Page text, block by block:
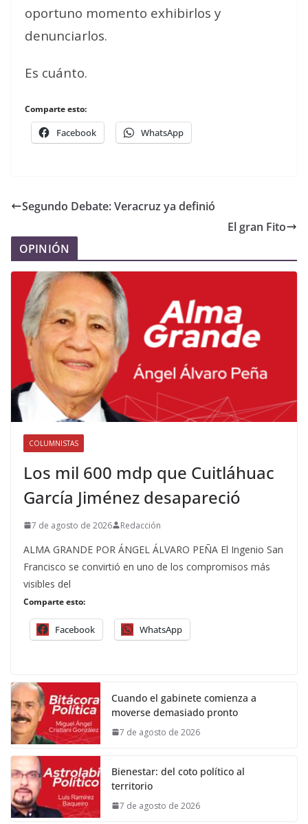
oportuno momento exhibirlos y
denunciarlos.
Es cuánto.
Comparte esto:
Facebook WhatsApp
Segundo Debate: Veracruz ya definió
El gran Fito
OPINIÓN
COLUMNISTAS
Los mil 600 mdp que Cuitláhuac
García Jiménez desapareció
7 de agosto de 2026 Redacción
ALMA GRANDE POR ÁNGEL ÁLVARO PEÑA El Ingenio San
Francisco se convirtió en uno de los compromisos más
visibles del
Comparte esto:
Facebook WhatsApp
Cuando el gabinete comienza a
moverse demasiado pronto
7 de agosto de 2026
Bienestar: del coto político al
territorio
7 de agosto de 2026